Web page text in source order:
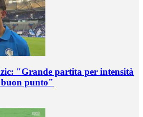
"Grande partita per intensità
buon punto"